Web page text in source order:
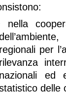
nella
regionali per
rilevanza
nazionali ed
delle